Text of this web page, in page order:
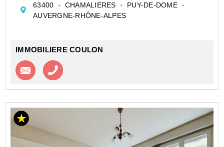
mètres de la place de Jaude et 300 mètres de l'Ecole
des pr...
63400 CHAMALIERES
PUY-DE-DOME
AUVERGNE-RHÔNE-ALPES
IMMOBILIERE COULON
Contacter l'agence